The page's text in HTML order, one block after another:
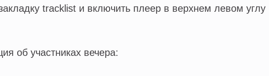
tracklist и включить плеер в верхнем левом углу
об участниках вечера: